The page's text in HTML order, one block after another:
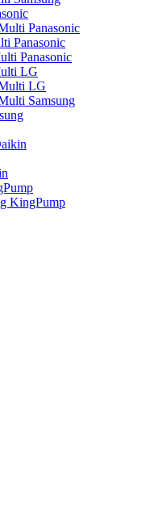
Panasonic
Panasonic
Panasonic
LG
LG
Samsung
KingPump